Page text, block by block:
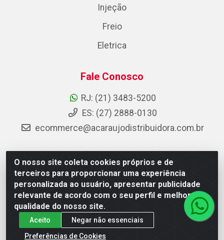
O nosso site coleta cookies próprios e de
terceiros para proporcionar uma experiência
personalizada ao usuário, apresentar publicidade
relevante de acordo com o seu perfil e melhorar a
qualidade do nosso site.
Aceito
Negar não essenciais
Preferências de Cookies
Injeção
Freio
Eletrica
Fale Conosco
RJ: (21) 3483-5200
ES: (27) 2888-0130
ecommerce@acaraujodistribuidora.com.br
AC Araujo Distribuidora - Rua Carneiro de Campos, 42 -
São Cristóvão, Rio de Janeiro/RJ - CEP 20.920-410 -
CNPJ 08.744.753/0003-85